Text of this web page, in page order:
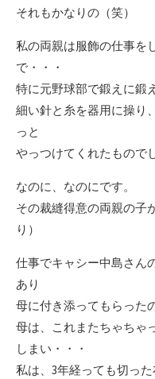
それもかなりの（笑）
私の両親は服飾の仕事を
で・・・
特に元野球部で鍛えに鍛
細い針と糸を器用に操り
っと
やっつけてくれたもので
なのに、なのにです。
その裁縫得意の両親の子
り）
仕事でキャシー中島さん
あり
母に付き添ってもらった
母は、これまたちゃちゃ
しまい・・・
私は、3年経っても切っ